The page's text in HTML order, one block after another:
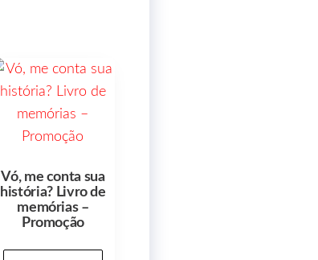
Vó, me conta sua
história? Livro de
memórias –
Promoção